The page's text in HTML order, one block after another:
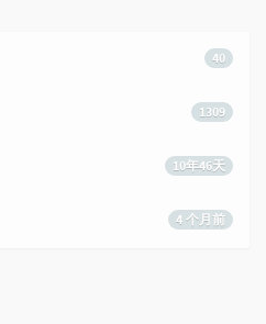
40
1309
10年46天
4 个月前